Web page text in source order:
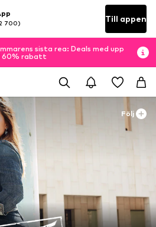
700) Till appen
sista rea: Deals med upp
60% rabatt
Följ